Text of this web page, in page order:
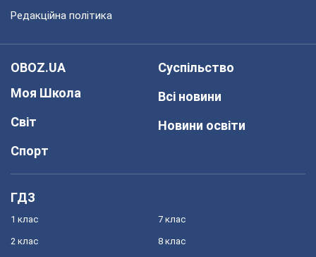
Редакційна політика
OBOZ.UA
Моя Школа
Світ
Спорт
Суспільство
Всі новини
Новини освіти
ГДЗ
1 клас
2 клас
7 клас
8 клас